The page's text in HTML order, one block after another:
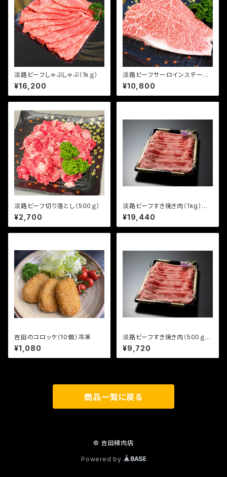
淡路ビーフしゃぶしゃぶ（1kｇ）
¥16,200
淡路ビーフサーロインステーキ
（500ｇ）
¥10,800
淡路ビーフ切り落とし（500ｇ）
¥2,700
淡路ビーフすき焼き肉（1kg）リ
ブロースまたは肩ロース
¥19,440
吉田のコロッケ（10個）冷凍
¥1,080
淡路ビーフすき焼き肉（500ｇ）
リブロースまたは肩ロース
¥9,720
商品一覧に戻る
© 吉田精肉店
Powered by